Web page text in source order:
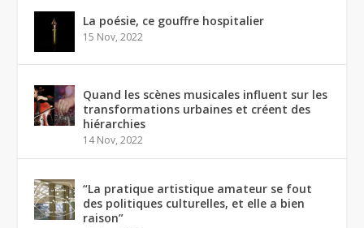
La poésie, ce gouffre hospitalier
15 Nov, 2022
Quand les scènes musicales influent sur les
transformations urbaines et créent des
hiérarchies
14 Nov, 2022
“La pratique artistique amateur se fout
des politiques culturelles, et elle a bien
raison”